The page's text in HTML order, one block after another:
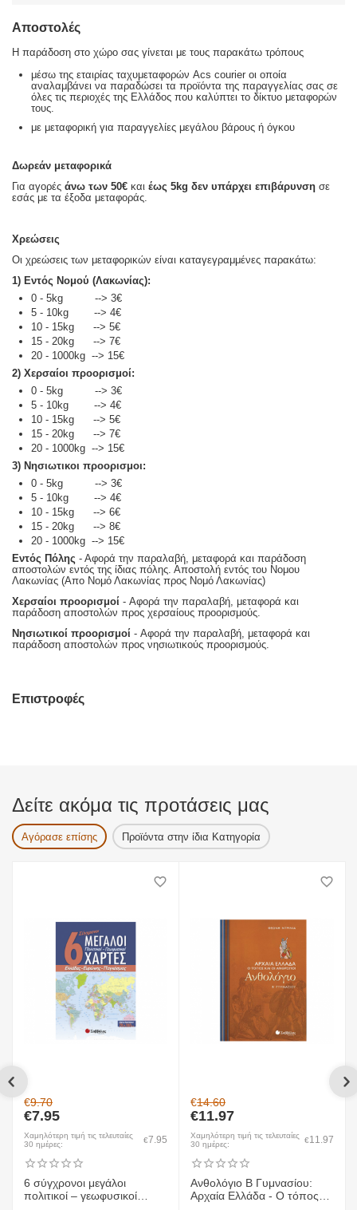
Αποστολές
Η παράδοση στο χώρο σας γίνεται με τους παρακάτω τρόπους
μέσω της εταιρίας ταχυμεταφορών Acs courier οι οποία
αναλαμβάνει να παραδώσει τα προϊόντα της παραγγελίας σας σε
όλες τις περιοχές της Ελλάδος που καλύπτει το δίκτυο μεταφορών
τους.
με μεταφορική για παραγγελίες μεγάλου βάρους ή όγκου
Δωρεάν μεταφορικά
Για αγορέςάνω των 50€ καιέως 5kg δεν υπάρχει επιβάρυνση σε
εσάς με τα έξοδα μεταφοράς.
Χρεώσεις
Οι χρεώσεις των μεταφορικών είναι καταγεγραμμένες παρακάτω:
1) Εντός Νομού (Λακωνίας):
0 - 5kg --> 3€
5 - 10kg --> 4€
10 - 15kg --> 5€
15 - 20kg --> 7€
20 - 1000kg --> 15€
2) Χερσαίοι προορισμοί:
0 - 5kg --> 3€
5 - 10kg --> 4€
10 - 15kg --> 5€
15 - 20kg --> 7€
20 - 1000kg --> 15€
3) Νησιωτικοι προορισμοι:
0 - 5kg --> 3€
5 - 10kg --> 4€
10 - 15kg --> 6€
15 - 20kg --> 8€
20 - 1000kg --> 15€
Εντός Πόλης - Αφορά την παραλαβή, μεταφορά και παράδοση
αποστολών εντός της ίδιας πόλης. Αποστολή εντός του Νομου
Λακωνίας (Απο Νομό Λακωνίας προς Νομό Λακωνίας)
Χερσαίοι προορισμοί - Αφορά την παραλαβή, μεταφορά και
παράδοση αποστολών προς χερσαίους προορισμούς.
Νησιωτικοί προορισμοί - Αφορά την παραλαβή, μεταφορά και
παράδοση αποστολών προς νησιωτικούς προορισμούς.
Επιστροφές
Δείτε ακόμα τις προτάσεις μας
Αγόρασε επίσης Προϊόντα στην ίδια Κατηγορία
€9.70
€7.95
Χαμηλότερη τιμή τις τελευταίες
30 ημέρες:
€7.95
6 σύγχρονοι μεγάλοι
πολιτικοί – γεωφυσικοί
€14.60
€11.97
Χαμηλότερη τιμή τις τελευταίες
30 ημέρες:
€11.97
Ανθολόγιο Β Γυμνασίου:
Αρχαία Ελλάδα - Ο τόπος